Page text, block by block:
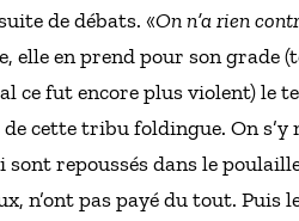
de débats. «On n’a rien
en prend pour son grade
ce fut encore plus violent) le
cette tribu foldingue. On
repoussés dans le
n’ont pas payé du tout.